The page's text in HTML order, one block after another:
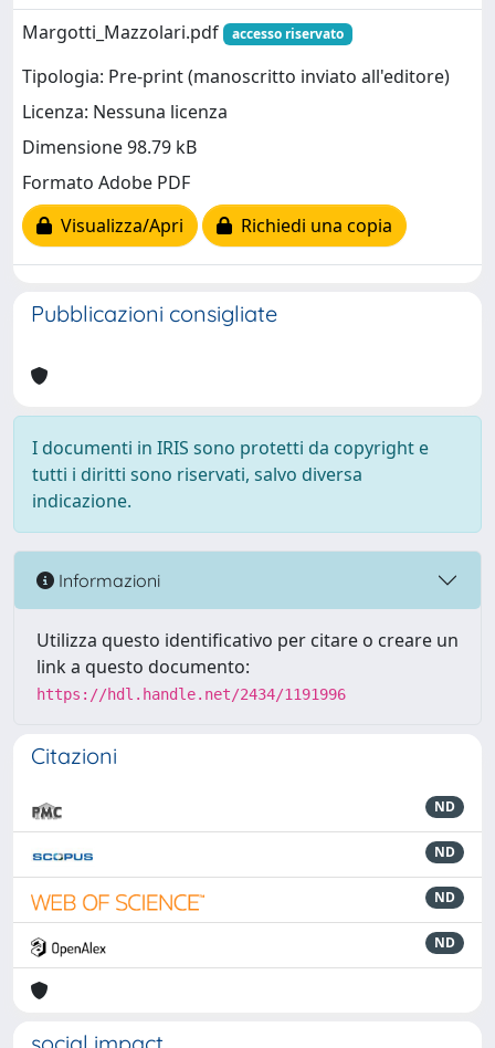
Margotti_Mazzolari.pdf
accesso riservato
Tipologia: Pre-print (manoscritto inviato all'editore)
Licenza: Nessuna licenza
Dimensione 98.79 kB
Formato Adobe PDF
Visualizza/Apri
Richiedi una copia
Pubblicazioni consigliate
I documenti in IRIS sono protetti da copyright e
tutti i diritti sono riservati, salvo diversa
indicazione.
Informazioni
Utilizza questo identificativo per citare o creare un
link a questo documento:
https://hdl.handle.net/2434/1191996
Citazioni
ND
ND
ND
ND